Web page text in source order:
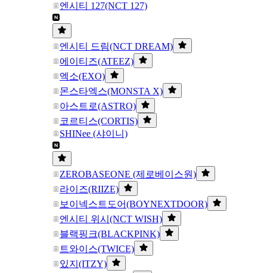
엔시티 127(NCT 127)
엔시티 드림(NCT DREAM)
에이티즈(ATEEZ)
엑소(EXO)
몬스타엑스(MONSTA X)
아스트로(ASTRO)
코르티스(CORTIS)
SHINee (샤이니)
ZEROBASEONE (제로베이스원)
라이즈(RIIZE)
보이넥스트도어(BOYNEXTDOOR)
엔시티 위시(NCT WISH)
블랙핑크(BLACKPINK)
트와이스(TWICE)
있지(ITZY)